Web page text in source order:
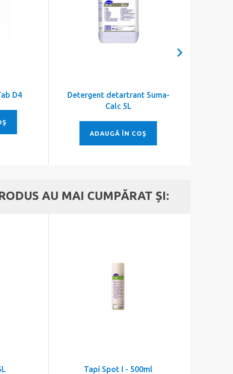
D4
Detergent detartrant Suma-
Calc 5L
ADAUGĂ ÎN COŞ
AU MAI CUMPĂRAT ȘI:
Tapi Spot I - 500ml